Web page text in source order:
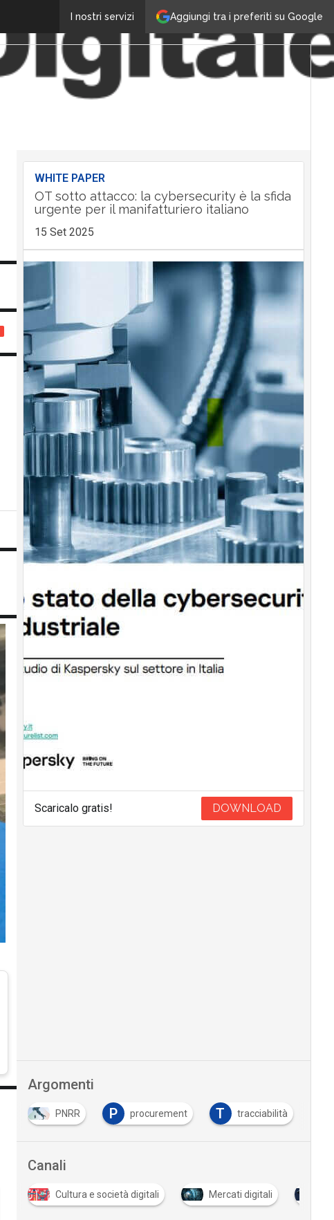
Aggiungi tra i preferiti su Google
I nostri servizi
WHITE PAPER
OT sotto attacco: la cybersecurity è la sfida
urgente per il manifatturiero italiano
15 Set 2025
Scaricalo gratis! DOWNLOAD
Argomenti
PNRR P procurement T tracciabilità
Canali
Cultura e società digitali Mercati digitali